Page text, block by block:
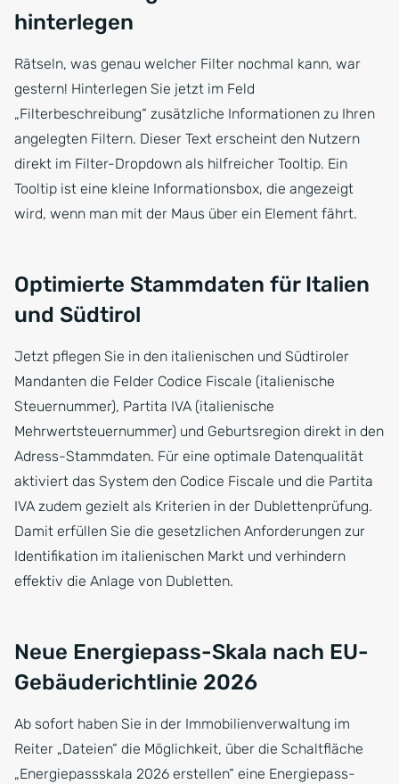
hinterlegen
Rätseln, was genau welcher Filter nochmal kann, war
gestern! Hinterlegen Sie jetzt im Feld
„Filterbeschreibung“ zusätzliche Informationen zu Ihren
angelegten Filtern. Dieser Text erscheint den Nutzern
direkt im Filter-Dropdown als hilfreicher Tooltip. Ein
Tooltip ist eine kleine Informationsbox, die angezeigt
wird, wenn man mit der Maus über ein Element fährt.
Optimierte Stammdaten für Italien
und Südtirol
Jetzt pflegen Sie in den italienischen und Südtiroler
Mandanten die Felder Codice Fiscale (italienische
Steuernummer), Partita IVA (italienische
Mehrwertsteuernummer) und Geburtsregion direkt in den
Adress-Stammdaten. Für eine optimale Datenqualität
aktiviert das System den Codice Fiscale und die Partita
IVA zudem gezielt als Kriterien in der Dublettenprüfung.
Damit erfüllen Sie die gesetzlichen Anforderungen zur
Identifikation im italienischen Markt und verhindern
effektiv die Anlage von Dubletten.
Neue Energiepass-Skala nach EU-
Gebäuderichtlinie 2026
Ab sofort haben Sie in der Immobilienverwaltung im
Reiter „Dateien“ die Möglichkeit, über die Schaltfläche
„Energiepassskala 2026 erstellen“ eine Energiepass-